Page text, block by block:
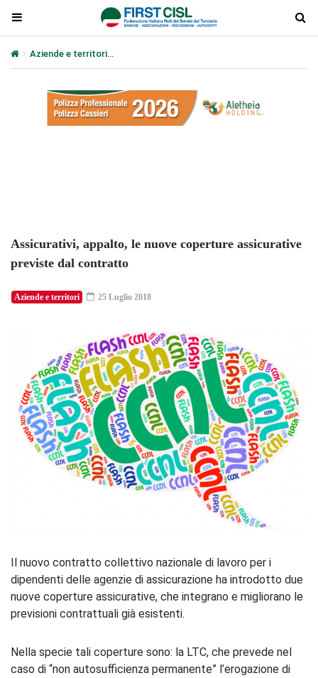
Aziende e territori
Assicurativi, appalto, le nuove coperture assicurative
previste dal contratto
Aziende e territori 25 Luglio 2018
Il nuovo contratto collettivo nazionale di lavoro per i
dipendenti delle agenzie di assicurazione ha introdotto due
nuove coperture assicurative, che integrano e migliorano le
previsioni contrattuali già esistenti.
Nella specie tali coperture sono: la LTC, che prevede nel
caso di “non autosufficienza permanente” l’erogazione di